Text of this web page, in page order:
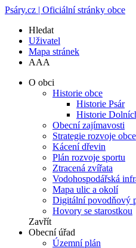
Psáry.cz | Oficiální stránky obce
Hledat
Uživatel
Mapa stránek
AAA
O obci
Historie obce
Historie Psár
Historie
Obecní zajímavosti
Strategie rozvoje obce
Kácení dřevin
Plán rozvoje sportu
Ztracená zvířata
Vodohospodářská
Mapa ulic a okolí
Digitální povodňový
Hovory se starostkou
Zavřít
Obecní úřad
Územní plán